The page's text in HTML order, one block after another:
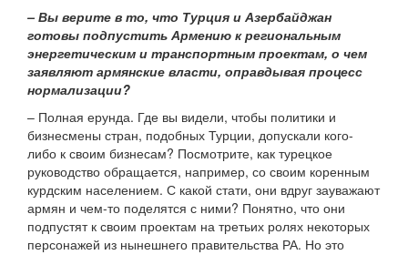
– Вы верите в то, что Турция и Азербайджан
готовы подпустить Армению к региональным
энергетическим и транспортным проектам, о чем
заявляют армянские власти, оправдывая процесс
нормализации?
– Полная ерунда. Где вы видели, чтобы политики и
бизнесмены стран, подобных Турции, допускали кого-
либо к своим бизнесам? Посмотрите, как турецкое
руководство обращается, например, со своим коренным
курдским населением. С какой стати, они вдруг зауважают
армян и чем-то поделятся с ними? Понятно, что они
подпустят к своим проектам на третьих ролях некоторых
персонажей из нынешнего правительства РА. Но это